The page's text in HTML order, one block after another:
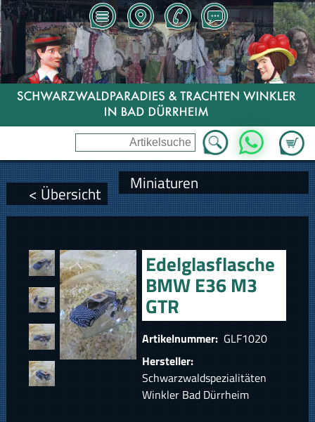
Zum
WhatsApp
< Übersicht Miniaturen
Edelglasflasche
BMW E36 M3
GTR
Artikelnummer: GLF1020
Hersteller:
Schwarzwaldspezialitäten
Winkler Bad Dürrheim